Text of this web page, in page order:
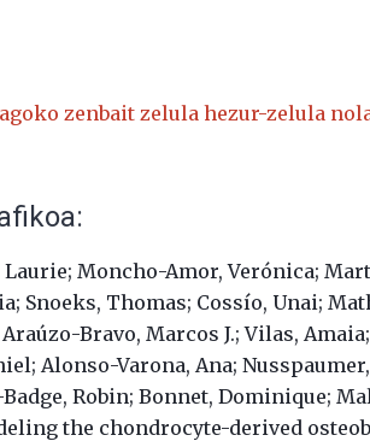
zenbait zelula hezur-zelula
Laurie; Moncho-Amor, Verónica;
Snoeks, Thomas; Cossío, Unai;
Bravo, Marcos J.; Vilas,
Alonso-Varona, Ana;
Robin; Bonnet, Dominique;
the chondrocyte-derived